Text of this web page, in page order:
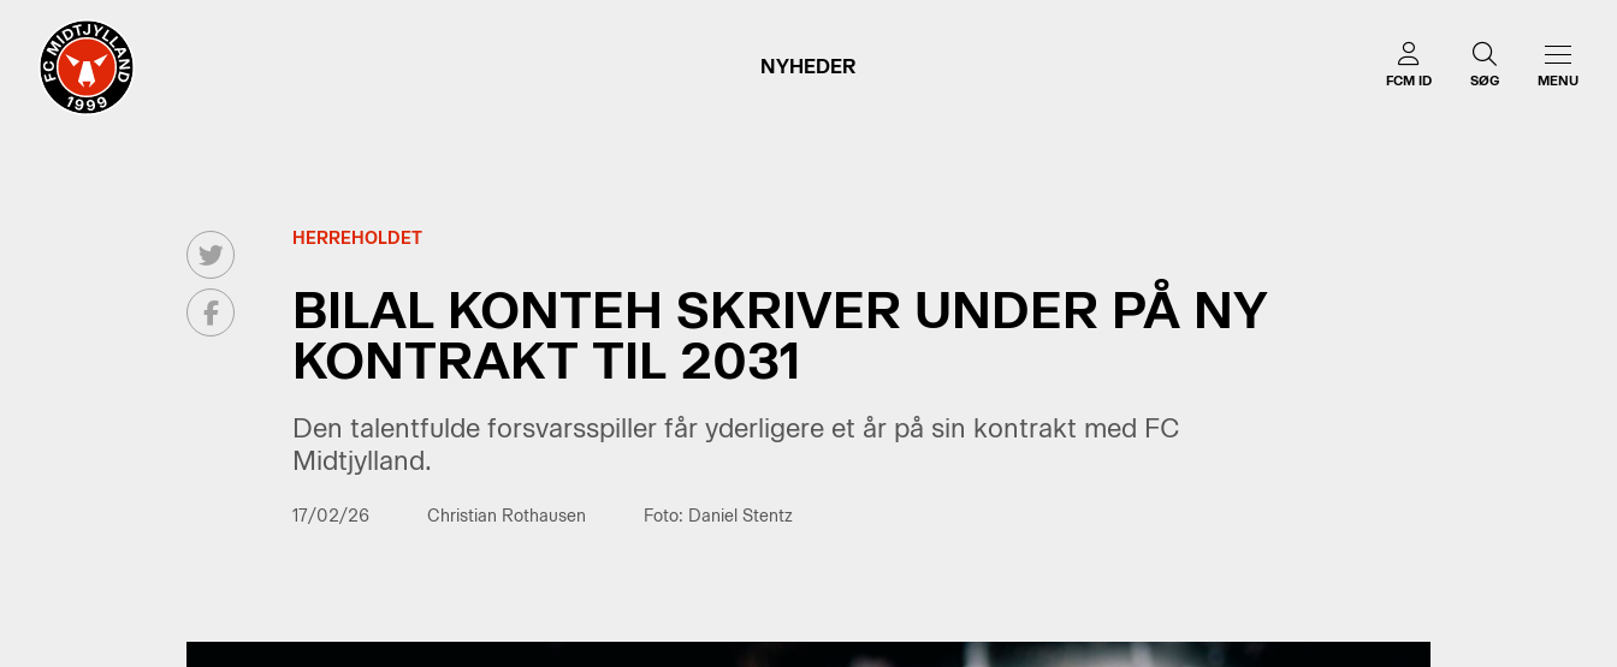
NYHEDER
FCM ID SØG MENU
HERREHOLDET
BILAL KONTEH SKRIVER UNDER PÅ NY
KONTRAKT TIL 2031
Den talentfulde forsvarsspiller får yderligere et år på sin kontrakt med FC
Midtjylland.
17/02/26 Christian Rothausen Foto: Daniel Stentz